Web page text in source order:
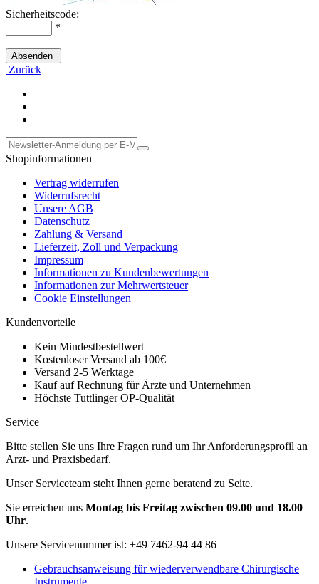
Sicherheitscode:
*
Absenden
Zurück
Shopinformationen
Vertrag widerrufen
Widerrufsrecht
Unsere AGB
Datenschutz
Zahlung & Versand
Lieferzeit, Zoll und Verpackung
Impressum
Informationen zu Kundenbewertungen
Informationen zur Mehrwertsteuer
Cookie Einstellungen
Kundenvorteile
Kein Mindestbestellwert
Kostenloser Versand ab 100€
Versand 2-5 Werktage
Kauf auf Rechnung für Ärzte und Unternehmen
Höchste Tuttlinger OP-Qualität
Service
Bitte stellen Sie uns Ihre Fragen rund um Ihr Anforderungsprofil an
Arzt- und Praxisbedarf.
Unser Serviceteam steht Ihnen gerne beratend zu Seite.
Sie erreichen uns Montag bis Freitag zwischen 09.00 und 18.00
Uhr.
Unsere Servicenummer ist: +49 7462-94 44 86
Gebrauchsanweisung für wiederverwendbare Chirurgische
Instrumente